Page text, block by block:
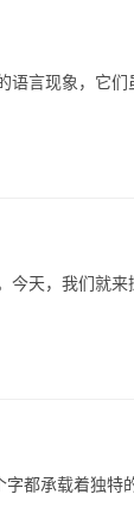
现象，它们
，我们就来探
承载着独特